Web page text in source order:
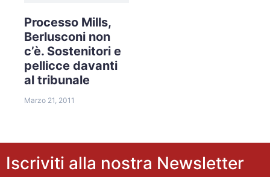
Processo Mills,
Berlusconi non
c’è. Sostenitori e
pellicce davanti
al tribunale
Marzo 21, 2011
Iscriviti alla nostra Newsletter